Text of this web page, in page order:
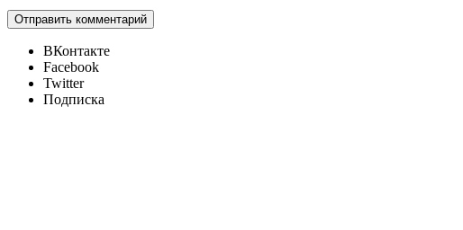
ВКонтакте
Facebook
Twitter
Подписка